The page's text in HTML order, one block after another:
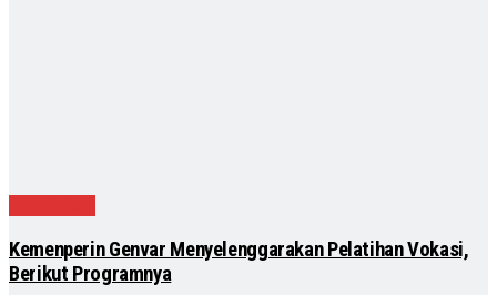
Kemenperin Genvar Menyelenggarakan Pelatihan Vokasi,
Berikut Programnya